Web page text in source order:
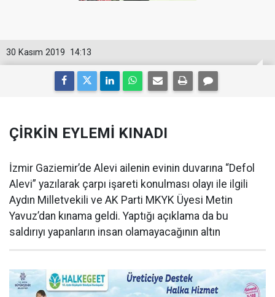
14:13
30 Kasım 2019
ÇİRKİN EYLEMİ KINADI
İzmir Gaziemir’de Alevi ailenin evinin duvarına “Defol
Alevi” yazılarak çarpı işareti konulması olayı ile ilgili
Aydın Milletvekili ve AK Parti MKYK Üyesi Metin
Yavuz’dan kınama geldi. Yaptığı açıklama da bu
saldırıyı yapanların insan olamayacağının altın